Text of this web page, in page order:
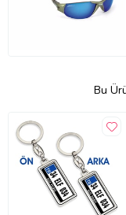
Bu